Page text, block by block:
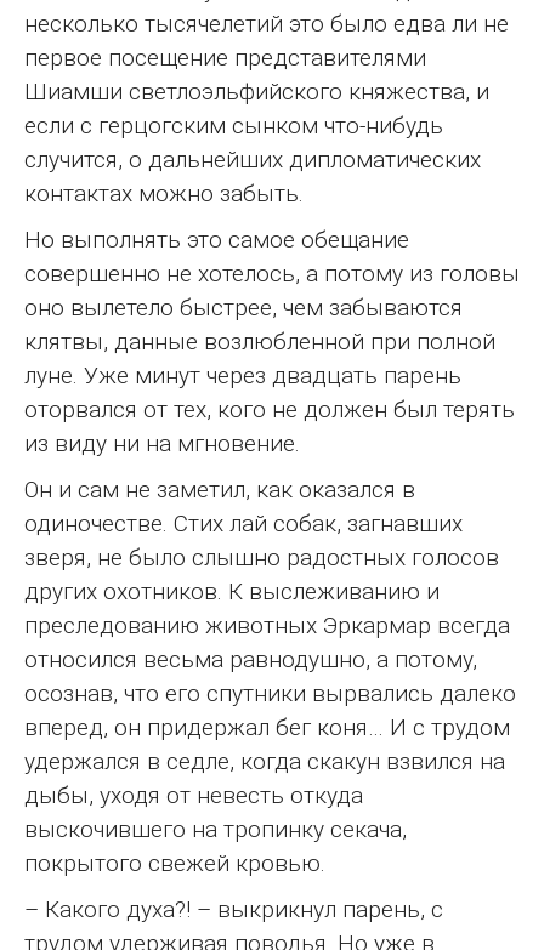
несколько тысячелетий это было едва ли не
первое посещение представителями
Шиамши светлоэльфийского княжества, и
если с герцогским сынком что-нибудь
случится, о дальнейших дипломатических
контактах можно забыть.
Но выполнять это самое обещание
совершенно не хотелось, а потому из головы
оно вылетело быстрее, чем забываются
клятвы, данные возлюбленной при полной
луне. Уже минут через двадцать парень
оторвался от тех, кого не должен был терять
из виду ни на мгновение.
Он и сам не заметил, как оказался в
одиночестве. Стих лай собак, загнавших
зверя, не было слышно радостных голосов
других охотников. К выслеживанию и
преследованию животных Эркармар всегда
относился весьма равнодушно, а потому,
осознав, что его спутники вырвались далеко
вперед, он придержал бег коня… И с трудом
удержался в седле, когда скакун взвился на
дыбы, уходя от невесть откуда
выскочившего на тропинку секача,
покрытого свежей кровью.
– Какого духа?! – выкрикнул парень, с
трудом удерживая поводья. Но уже в